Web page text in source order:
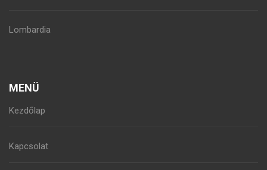
Lombardia
MENÜ
Kezdőlap
Kapcsolat